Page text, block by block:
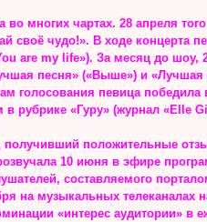
многих чартах. 28 апреля
чудо!». В ходе концерта
are my life»). За месяц до
песня» («Выше») и
голосования певица
рубрике «Гуру» (журнал «Elle
положительные
10 июня в эфире
составляемого
на музыкальных телеканалах
«интерес аудитории» в